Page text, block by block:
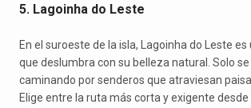
5. Lagoinha do Leste
En el suroeste de la isla, Lagoinha do Leste
que deslumbra con su belleza natural. Solo
caminando por senderos que atraviesan
Elige entre la ruta más corta y exigente